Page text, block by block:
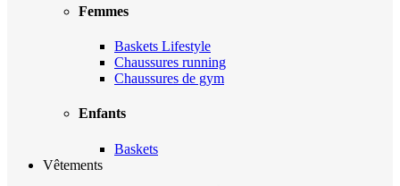
Femmes
Baskets Lifestyle
Chaussures running
Chaussures de gym
Enfants
Baskets
Vêtements